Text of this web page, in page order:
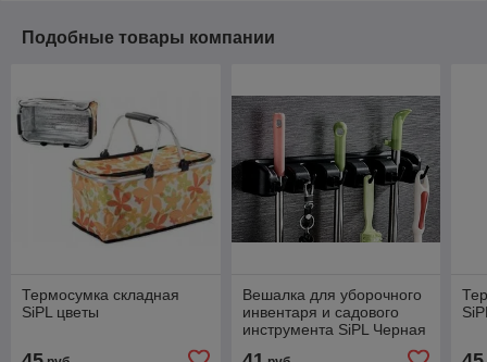
Подобные товары компании
Термосумка складная
SiPL цветы
Вешалка для уборочного
инвентаря и садового
инструмента SiPL Черная